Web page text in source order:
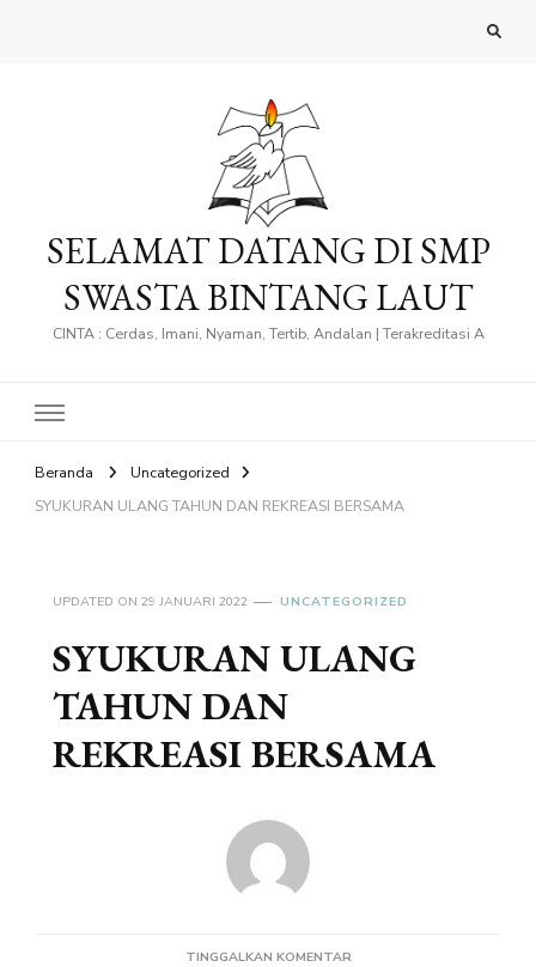
SELAMAT DATANG DI SMP
SWASTA BINTANG LAUT
CINTA : Cerdas, Imani, Nyaman, Tertib, Andalan | Terakreditasi A
Beranda
Uncategorized
SYUKURAN ULANG TAHUN DAN REKREASI BERSAMA
UPDATED ON 29 JANUARI 2022 UNCATEGORIZED
SYUKURAN ULANG
TAHUN DAN
REKREASI BERSAMA
TINGGALKAN KOMENTARPADA